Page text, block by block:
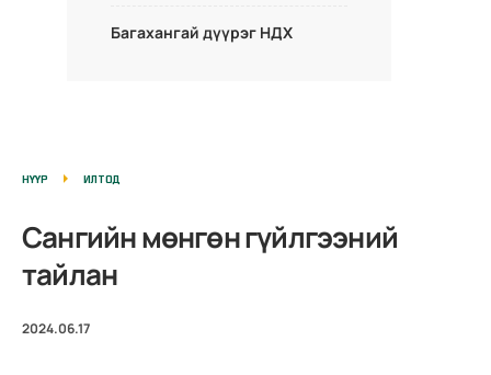
Багахангай дүүрэг НДХ
НҮҮР ИЛТОД
Сангийн мөнгөн гүйлгээний
тайлан
2024.06.17